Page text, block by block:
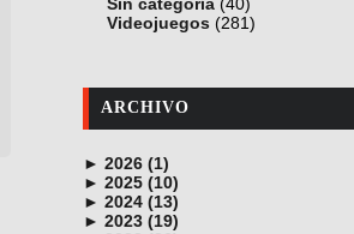
Videojuegos (281)
ARCHIVO
► 2026 (1)
junio (1)
► 2025 (10)
noviembre (1)
octubre (1)
► 2024 (13)
diciembre (4)
► 2023 (19)